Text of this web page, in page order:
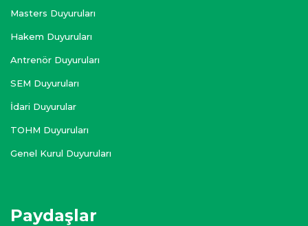
Masters Duyuruları
Hakem Duyuruları
Antrenör Duyuruları
SEM Duyuruları
İdari Duyurular
TOHM Duyuruları
Genel Kurul Duyuruları
Paydaşlar